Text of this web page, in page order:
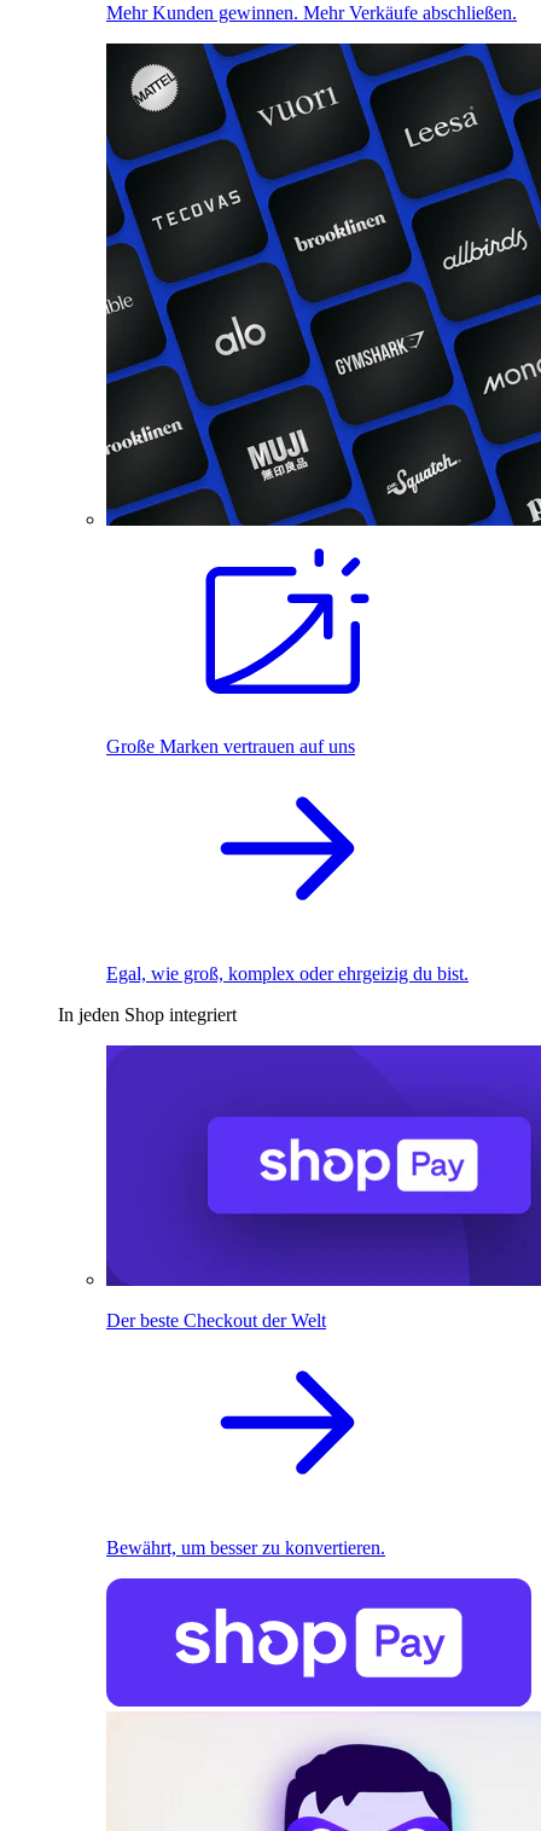
Mehr Kunden gewinnen. Mehr Verkäufe abschließen.
Große Marken vertrauen auf uns
Egal, wie groß, komplex oder ehrgeizig du bist.
In jeden Shop integriert
Der beste Checkout der Welt
Bewährt, um besser zu konvertieren.